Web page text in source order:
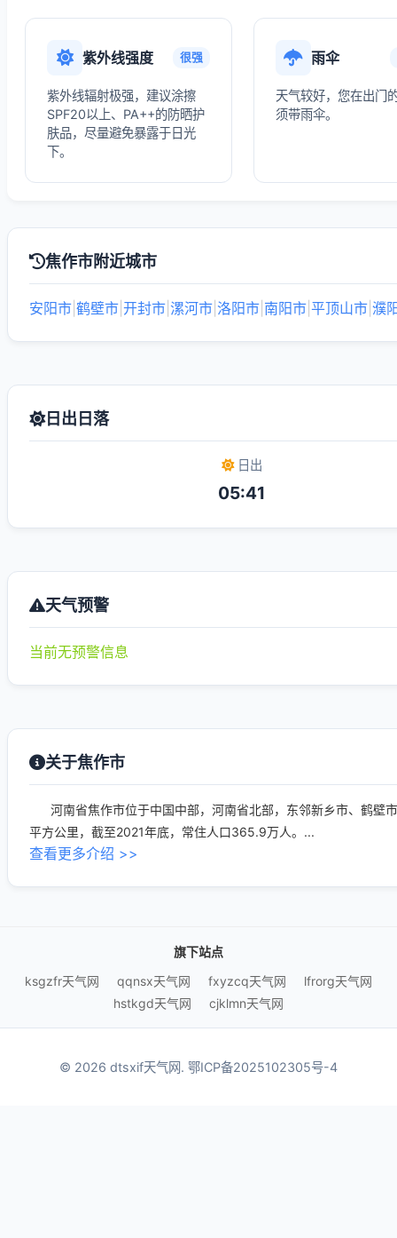
紫外线强度 很强
紫外线辐射极强，建议涂擦
SPF20以上、PA++的防晒护
肤品，尽量避免暴露于日光
下。
雨伞
天气较好，您在出门
须带雨伞。
焦作市附近城市
安阳市 鹤壁市 开封市 漯河市 洛阳市 南阳市 平顶山市 濮
日出日落
日出
05:41
天气预警
当前无预警信息
关于焦作市
河南省焦作市位于中国中部，河南省北部，东邻新乡市、鹤壁
平方公里，截至2021年底，常住人口365.9万人。...
查看更多介绍 >>
旗下站点
ksgzfr天气网
qqnsx天气网 fxyzcq天气网
lfrorg天气网
hstkgd天气网
cjklmn天气网
© 2026 dtsxif天气网. 鄂ICP备2025102305号-4